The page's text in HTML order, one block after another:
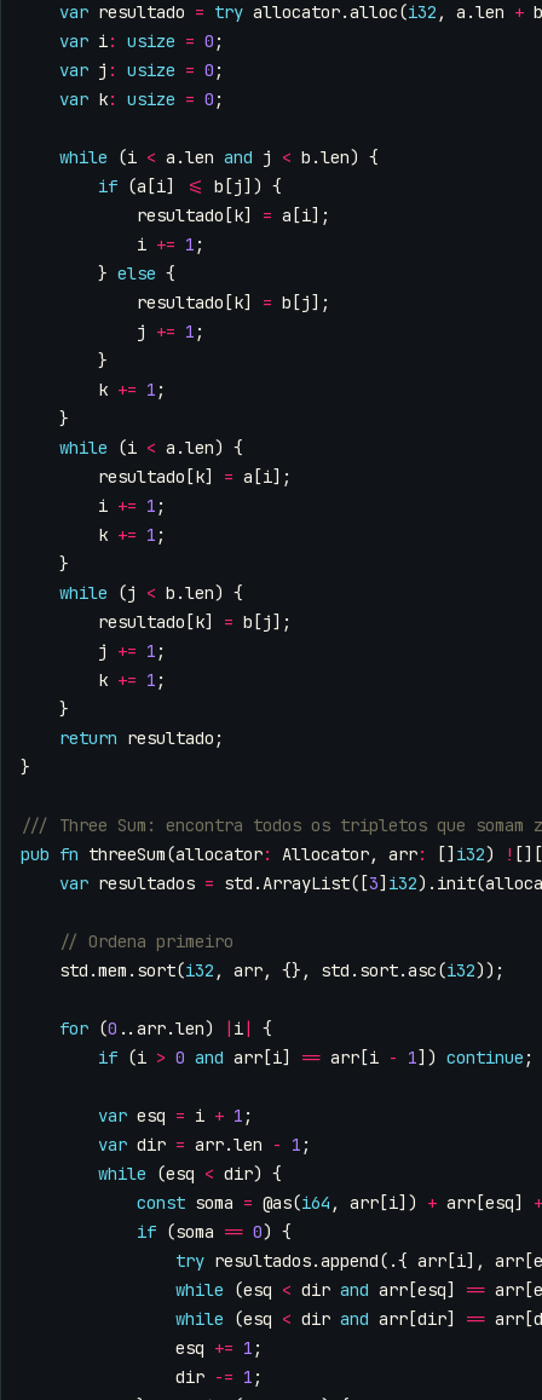
var resultado = try allocator.alloc(i32 , a .len + b
var i: usize = 0 ;
var j : usize = 0 ;
var k: usize = 0 ;
while (i < a .len and j < b .len) {
if (a [i] <= b [j]) {
resultado [k] = a [i];
i += 1 ;
} else {
resultado [k] = b [j];
j
+= 1 ;
}
k += 1 ;
}
while
(i < a .len) {
resultado [k] = a [i];
i += 1 ;
k += 1 ;
}
while
(j < b .len) {
resultado [k] = b [j];
j
+= 1 ;
k += 1 ;
}
return resultado ;
}
pub fn threeSum(allocator: Allocator, arr: [] i32) ! [][
var resultados = std .ArrayList([3] i32). init(
std .mem . sort(i32 , arr, {}, std . sort.asc(i32));
for (0 .. arr.len) | i|
{
if (i > 0 and arr [i] == arr [i - 1]) continue ;
var esq = i + 1 ;
var dir = arr.len - 1 ;
while
(esq < dir) {
const soma = @as(i64 , arr [i]) + arr [esq]
+
if (soma == 0) {
try resultados.append(.{ arr [i], arr [
while
(esq < dir and arr [esq] == arr [
while
(esq < dir and arr [dir] == arr [
esq += 1 ;
dir -= 1 ;